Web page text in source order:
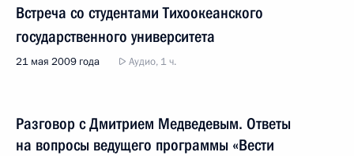
Встреча со студентами Тихоокеанского
государственного университета
21 мая 2009 года Аудио, 1 ч.
Разговор с Дмитрием Медведевым. Ответы
на вопросы ведущего программы «Вести